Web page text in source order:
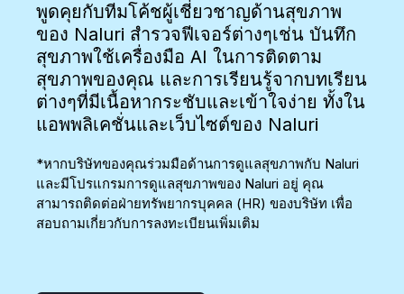
พูดคุยกับทีมโค้ชผู้เชี่ยวชาญด้านสุขภาพ
ของ Naluri สำรวจฟีเจอร์ต่างๆเช่น บันทึก
สุขภาพใช้เครื่องมือ AI ในการติดตาม
สุขภาพของคุณ และการเรียนรู้จากบทเรียน
ต่างๆที่มีเนื้อหากระชับและเข้าใจง่าย ทั้งใน
แอพพลิเคชั่นและเว็บไซต์ของ Naluri
*หากบริษัทของคุณร่วมมือด้านการดูแลสุขภาพกับ Naluri
และมีโปรแกรมการดูแลสุขภาพของ Naluri อยู่ คุณ
สามารถติดต่อฝ่ายทรัพยากรบุคคล (HR) ของบริษัท เพื่อ
สอบถามเกี่ยวกับการลงทะเบียนเพิ่มเติม